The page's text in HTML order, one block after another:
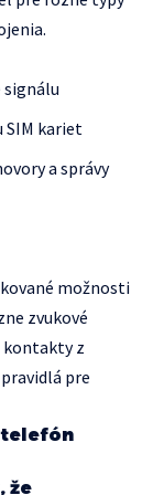
SIM kariet
a správy
možnosti
zvukové
kontakty z
pre
telefón
že